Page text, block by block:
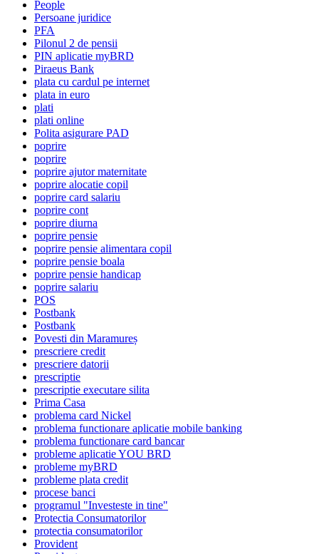
People
Persoane juridice
PFA
Pilonul 2 de pensii
PIN aplicatie myBRD
Piraeus Bank
plata cu cardul pe internet
plata in euro
plati
plati online
Polita asigurare PAD
poprire
poprire
poprire ajutor maternitate
poprire alocatie copil
poprire card salariu
poprire cont
poprire diurna
poprire pensie
poprire pensie alimentara copil
poprire pensie boala
poprire pensie handicap
poprire salariu
POS
Postbank
Postbank
Povesti din Maramureș
prescriere credit
prescriere datorii
prescriptie
prescriptie executare silita
Prima Casa
problema card Nickel
problema functionare aplicatie mobile banking
problema functionare card bancar
probleme aplicatie YOU BRD
probleme myBRD
probleme plata credit
procese banci
programul "Investeste in tine"
Protectia Consumatorilor
protectia consumatorilor
Provident